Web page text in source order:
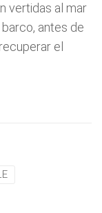
vertidas al mar
antes de
el